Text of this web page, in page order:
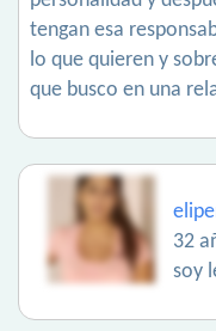
tengan esa
lo que quieren y
que busco en una
32
soy